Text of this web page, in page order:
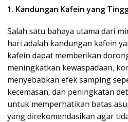
1. Kandungan Kafein yang
Salah satu bahaya utama dari
hari adalah kandungan kafein
kafein dapat memberikan
meningkatkan kewaspadaan,
menyebabkan efek samping
kecemasan, dan peningkatan
untuk memperhatikan batas
yang direkomendasikan agar